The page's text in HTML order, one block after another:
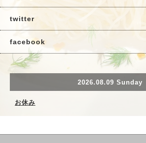
twitter
facebook
2026.08.09 Sunday
お休み